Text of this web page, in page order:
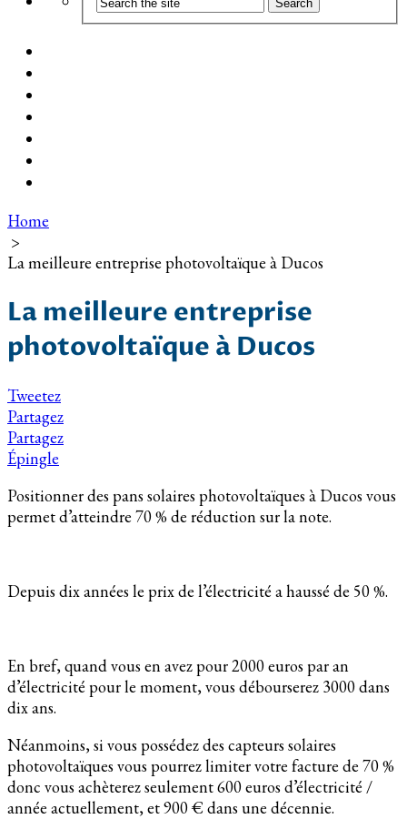
Home
>
La meilleure entreprise photovoltaïque à Ducos
La meilleure entreprise
photovoltaïque à Ducos
Tweetez
Partagez
Partagez
Épingle
Positionner des pans solaires photovoltaïques à Ducos vous
permet d’atteindre 70 % de réduction sur la note.
Depuis dix années le prix de l’électricité a haussé de 50 %.
En bref, quand vous en avez pour 2000 euros par an
d’électricité pour le moment, vous débourserez 3000 dans
dix ans.
Néanmoins, si vous possédez des capteurs solaires
photovoltaïques vous pourrez limiter votre facture de 70 %
donc vous achèterez seulement 600 euros d’électricité /
année actuellement, et 900 € dans une décennie.